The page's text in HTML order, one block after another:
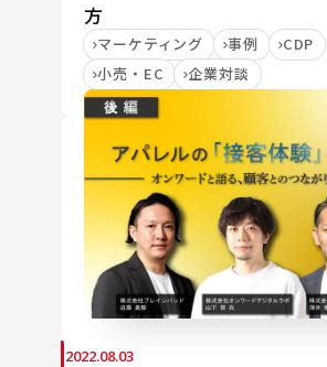
方
マーケティング 事例
CDP
小売・EC
企業対談
2022.08.03